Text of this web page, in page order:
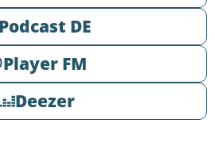
Podcast DE
Player FM
Deezer